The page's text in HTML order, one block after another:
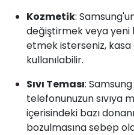
Kozmetik:
değiştirmek veya yeni
etmek isterseniz,
kullanılabilir.
Sıvı Teması:
telefonunuzun sıvıya
içerisindeki bazı
bozulmasına sebep